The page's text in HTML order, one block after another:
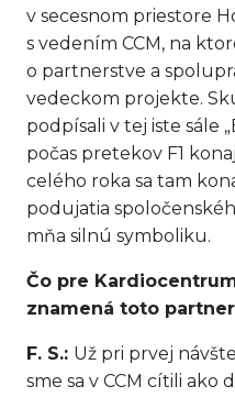
v secesnom priestore
s vedením CCM, na
o partnerstve a
vedeckom projekte.
podpísali v tej iste sále
počas pretekov F1
celého roka sa tam
podujatia
mňa silnú symboliku.
Čo pre Kardiocentrum
znamená toto
F. S.: Už pri prvej
sme sa v CCM cítili ako